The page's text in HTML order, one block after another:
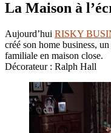
La Maison à
Aujourd’hui RISKY
créé son home business,
familiale en maison close.
Décorateur : Ralph Hall